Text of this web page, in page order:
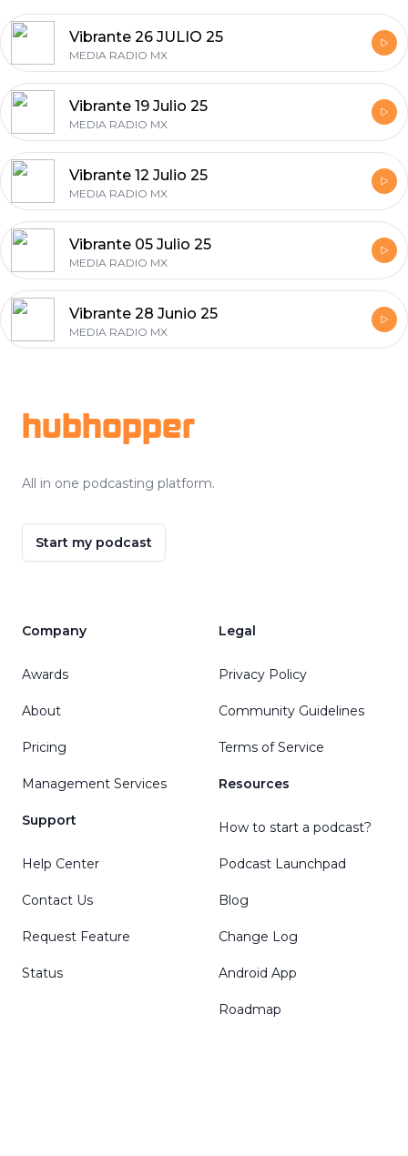
Vibrante 26 JULIO 25
MEDIA RADIO MX
Vibrante 19 Julio 25
MEDIA RADIO MX
Vibrante 12 Julio 25
MEDIA RADIO MX
Vibrante 05 Julio 25
MEDIA RADIO MX
Vibrante 28 Junio 25
MEDIA RADIO MX
hubhopper
All in one podcasting platform.
Start my podcast
Company
Awards
About
Pricing
Management Services
Support
Help Center
Contact Us
Request Feature
Status
Legal
Privacy Policy
Community Guidelines
Terms of Service
Resources
How to start a podcast?
Podcast Launchpad
Blog
Change Log
Android App
Roadmap